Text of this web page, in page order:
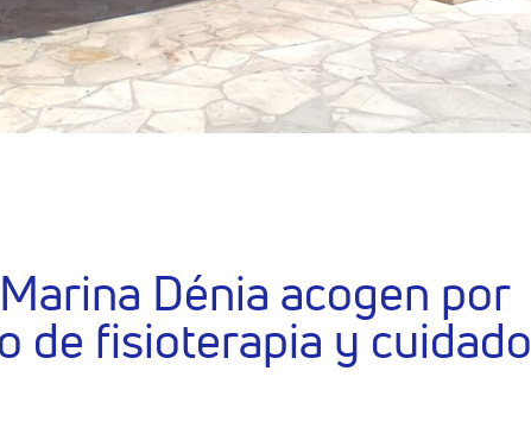
Dénia acogen por
de fisioterapia y cuidado